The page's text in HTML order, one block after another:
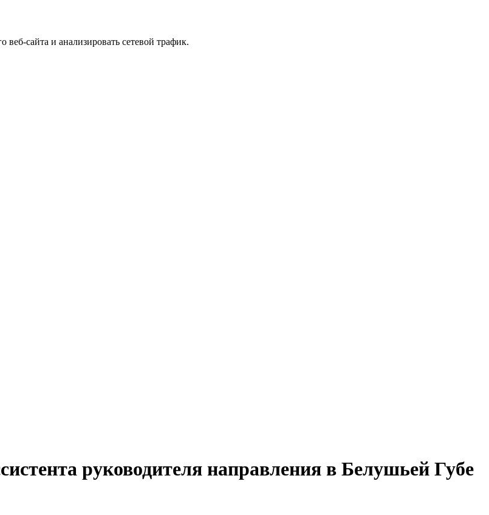
сайта и анализировать сетевой трафик.
руководителя направления в Белушьей Губе